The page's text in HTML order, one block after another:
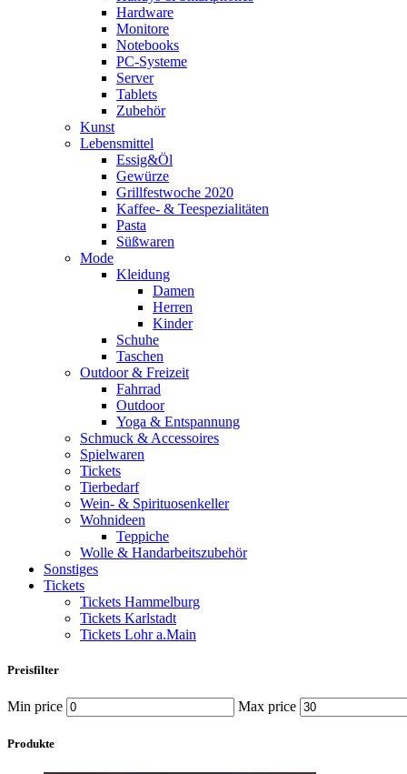
Hardware
Monitore
Notebooks
PC-Systeme
Server
Tablets
Zubehör
Kunst
Lebensmittel
Essig&Öl
Gewürze
Grillfestwoche 2020
Kaffee- & Teespezialitäten
Pasta
Süßwaren
Mode
Kleidung
Damen
Herren
Kinder
Schuhe
Taschen
Outdoor & Freizeit
Fahrrad
Outdoor
Yoga & Entspannung
Schmuck & Accessoires
Spielwaren
Tickets
Tierbedarf
Wein- & Spirituosenkeller
Wohnideen
Teppiche
Wolle & Handarbeitszubehör
Sonstiges
Tickets
Tickets Hammelburg
Tickets Karlstadt
Tickets Lohr a.Main
Preisfilter
Min price Max price
Produkte